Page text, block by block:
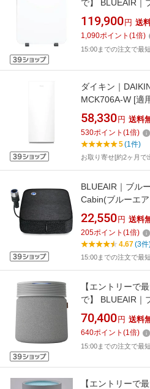
で】 BLUEAIR
Classic Pro CP7i
[PM2.5対応]
119,900 円 送
1,090ポイント (1倍)
15:00までの注文で最
ダイキン｜
MCK706A-W [適
(加湿)：19畳 /
58,330 円 送料
530ポイント (1倍)
5(1件)
お取り寄せ[約2ヶ月で
BLUEAIR｜ブル
Cabin(ブルーエ
応 /車載・省スペ
【
22,550 円 送料
205ポイント (1倍)
4.67(3件
15:00までの注文で最
【エントリーで
で】 BLUEAIR｜
SP4i ライトグレ
/PM2.5対応]
70,400 円 送料
640ポイント (1倍)
15:00までの注文で最
【エントリーで